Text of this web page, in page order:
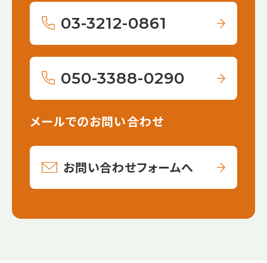
03-3212-0861
050-3388-0290
メールでのお問い合わせ
お問い合わせフォームへ